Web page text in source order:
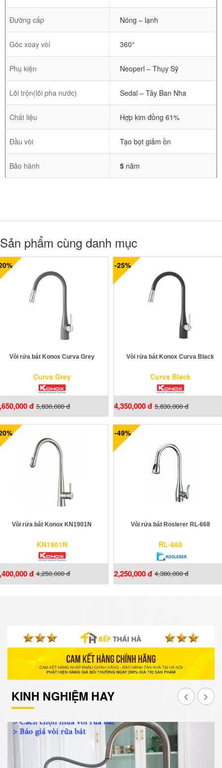
Đường cấp Nóng – lạnh
Góc xoay vòi 360°
Phụ kiện Neoperl – Thụy Sỹ
Lõi trộn(lõi pha nước) Sedal – Tây Ban Nha
Chất liệu Hợp kim đồng 61%
Đầu vòi Tạo bọt giảm ồn
Bảo hành 5 năm
Sản phẩm cùng danh mục
Vòi rửa bát Konox Curva Grey
Curva Grey
đ 5,830,000 đ
-25%
Vòi rửa bát Konox Curva Black
Curva Black
4,350,000 đ 5,830,000 đ
Vòi rửa bát Konox KN1901N
KN1901N
đ 4,250,000 đ
-49%
Vòi rửa bát Roslerer RL-668
RL-668
2,250,000 đ 4,380,000 đ
KINH NGHIỆM HAY